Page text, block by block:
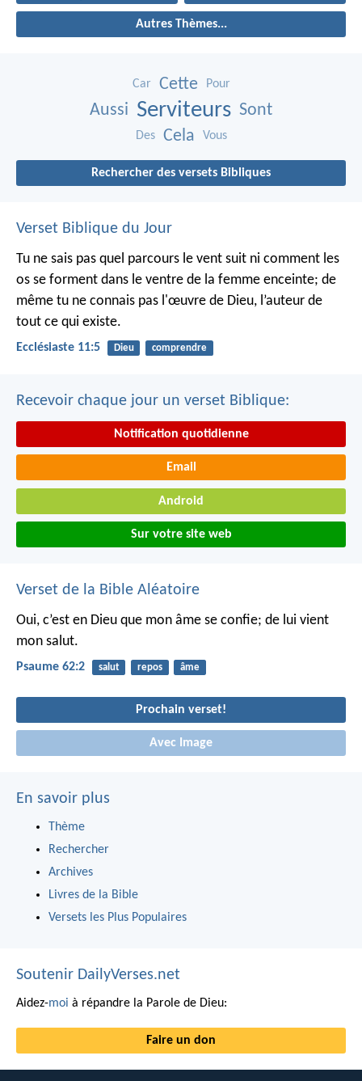
Autres Thèmes...
Car Cette Pour
Aussi Serviteurs Sont
Des Cela Vous
Rechercher des versets Bibliques
Verset Biblique du Jour
Tu ne sais pas quel parcours le vent suit ni comment les
os se forment dans le ventre de la femme enceinte; de
même tu ne connais pas l'œuvre de Dieu, l’auteur de
tout ce qui existe.
Ecclésiaste 11:5 Dieu comprendre
Recevoir chaque jour un verset Biblique:
Notification quotidienne
Email
Android
Sur votre site web
Verset de la Bible Aléatoire
Oui, c’est en Dieu que mon âme se confie; de lui vient
mon salut.
Psaume 62:2 salut repos âme
Prochain verset!
Avec Image
En savoir plus
Thème
Rechercher
Archives
Livres de la Bible
Versets les Plus Populaires
Soutenir DailyVerses.net
Aidez-moi à répandre la Parole de Dieu:
Faire un don